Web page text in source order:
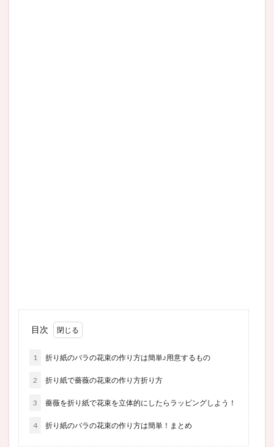
目次
1 折り紙のバラの花束の作り方は簡単♪用意するもの
2 折り紙で薔薇の花束の作り方折り方
3 薔薇を折り紙で花束を立体的にしたらラッピングしよう！
4 折り紙のバラの花束の作り方は簡単！まとめ